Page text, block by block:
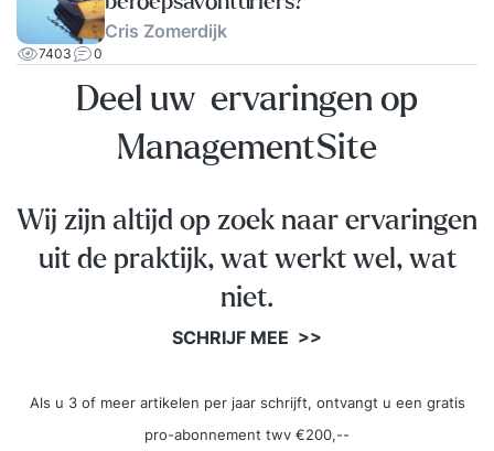
Cris Zomerdijk
7403 0
Deel uw ervaringen op
ManagementSite
Wij zijn altijd op zoek naar ervaringen
uit de praktijk, wat werkt wel, wat
niet.
SCHRIJF MEE >>
Als u 3 of meer artikelen per jaar schrijft, ontvangt u een gratis
pro-abonnement twv €200,--